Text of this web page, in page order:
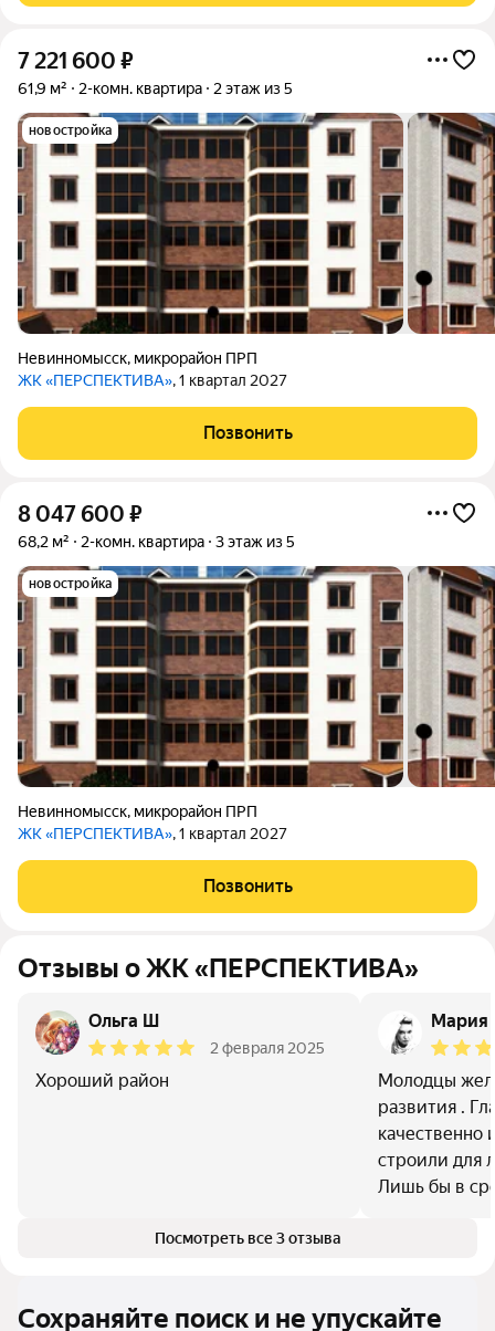
7 221 600 ₽
61,9 м² 2-комн. квартира 2 этаж из 5
новостройка
Невинномысск, микрорайон ПРП
ЖК «ПЕРСПЕКТИВА», 1 квартал 2027
Позвонить
8 047 600 ₽
68,2 м² 2-комн. квартира 3 этаж из 5
новостройка
Невинномысск, микрорайон ПРП
ЖК «ПЕРСПЕКТИВА», 1 квартал 2027
Позвонить
Отзывы о ЖК «ПЕРСПЕКТИВА»
Ольга Ш
2 февраля 2025
Хороший район
Мария
Молодцы
развития .
качественно
строили для
Лишь бы в
Посмотреть все 3 отзыва
Сохраняйте поиск и не упускайте